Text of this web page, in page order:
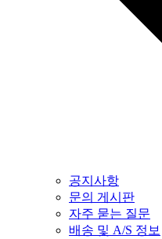
공지사항
문의 게시판
자주 묻는 질문
배송 및 A/S 정보